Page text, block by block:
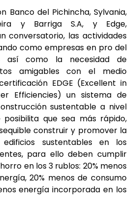
Banco del Pichincha, Sylvania,
y Barriga S.A, y Edge,
conversatorio, las actividades
como empresas en pro del
así como la necesidad de
amigables con el medio
EDGE (Excellent in
Efficiencies) un sistema de
sustentable a nivel
posibilita que sea más rápido,
construir y promover la
sustentables en los
para ello deben cumplir
en los 3 rublos: 20% menos
20% menos de consumo
energía incorporada en los